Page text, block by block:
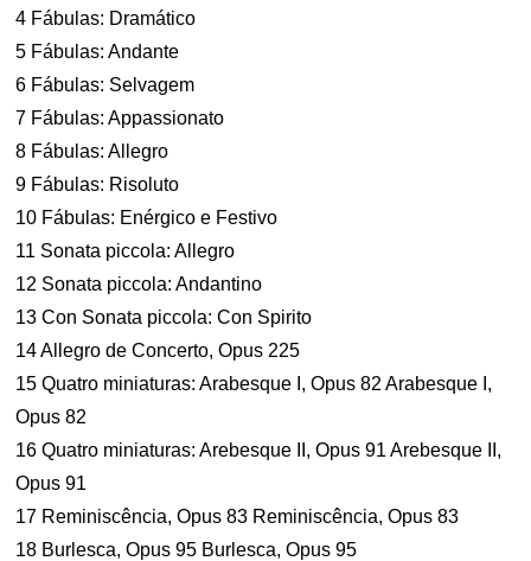
4 Fábulas: Dramático
5 Fábulas: Andante
6 Fábulas: Selvagem
7 Fábulas: Appassionato
8 Fábulas: Allegro
9 Fábulas: Risoluto
10 Fábulas: Enérgico e Festivo
11 Sonata piccola: Allegro
12 Sonata piccola: Andantino
13 Con Sonata piccola: Con Spirito
14 Allegro de Concerto, Opus 225
15 Quatro miniaturas: Arabesque I, Opus 82 Arabesque I,
Opus 82
16 Quatro miniaturas: Arebesque II, Opus 91 Arebesque II,
Opus 91
17 Reminiscência, Opus 83 Reminiscência, Opus 83
18 Burlesca, Opus 95 Burlesca, Opus 95